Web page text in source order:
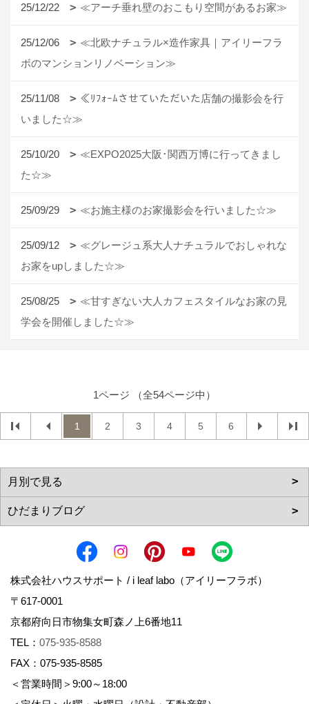
25/12/22 ≪アーチ垂れ壁のおこもり空間があるお家≫
25/12/06
≪北欧ナチュラル×造作家具｜アイリーフラ
ボのマンションリノベーション≫
25/11/08
≪ﾘﾌｫｰﾑさせていただいた店舗の撮影会を行
いました☆≫
25/10/20
≪EXPO2025大阪･関西万博に行ってきまし
た☆≫
25/09/29 ≪お施主様のお家撮影会を行いました☆≫
25/09/12
≪グレージュ系大人ナチュラルでおしゃれな
お家をupしました☆≫
25/08/25
≪甘すぎない大人カフェスタイルなお家の見
学会を開催しました☆≫
1ページ （全54ページ中）
1 2 3 4 5 6
株式会社ハウスサポート / i leaf labo（アイリーフラボ）
〒617-0001
京都府向日市物集女町森ノ上6番地11
TEL： 075-935-8588
FAX：075-935-8585
＜営業時間＞9:00～18:00